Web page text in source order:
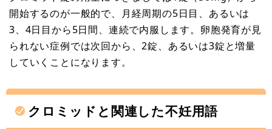
開始するのが一般的で、月経周期の5日目、あるいは
3、4日目から5日間、連続で内服します。卵胞発育が見
られない症例では次回から、2錠、あるいは3錠と増量
していくことになります。
クロミッドと関連した不妊用語